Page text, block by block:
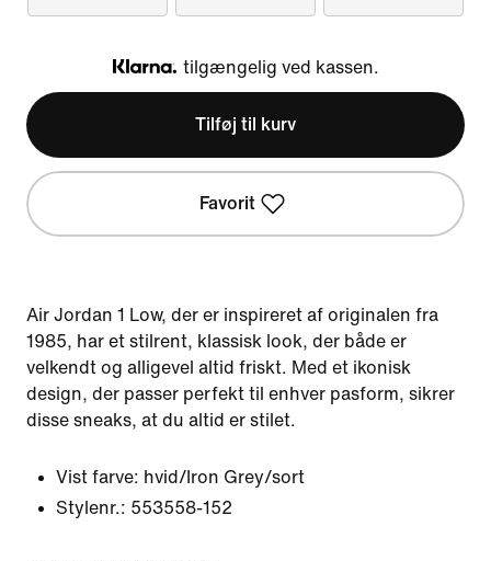
Klarna
tilgængelig ved kassen.
Tilføj til kurv
Favorit
Air Jordan 1 Low, der er inspireret af originalen fra
1985, har et stilrent, klassisk look, der både er
velkendt og alligevel altid friskt. Med et ikonisk
design, der passer perfekt til enhver pasform, sikrer
disse sneaks, at du altid er stilet.
Vist farve: hvid/Iron Grey/sort
Stylenr.: 553558-152